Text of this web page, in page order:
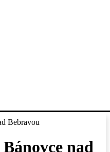
Bebravou
nad